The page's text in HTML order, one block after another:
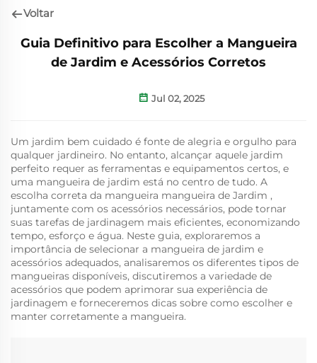
Voltar
Guia Definitivo para Escolher a Mangueira
de Jardim e Acessórios Corretos
Jul 02, 2025
Um jardim bem cuidado é fonte de alegria e orgulho para
qualquer jardineiro. No entanto, alcançar aquele jardim
perfeito requer as ferramentas e equipamentos certos, e
uma mangueira de jardim está no centro de tudo. A
escolha correta da mangueira mangueira de Jardim ,
juntamente com os acessórios necessários, pode tornar
suas tarefas de jardinagem mais eficientes, economizando
tempo, esforço e água. Neste guia, exploraremos a
importância de selecionar a mangueira de jardim e
acessórios adequados, analisaremos os diferentes tipos de
mangueiras disponíveis, discutiremos a variedade de
acessórios que podem aprimorar sua experiência de
jardinagem e forneceremos dicas sobre como escolher e
manter corretamente a mangueira.